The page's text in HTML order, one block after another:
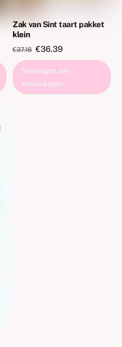
Zak van Sint taart pakket
klein
€37.18 Oorspronkelijke
prijs
was:
€37.18.
€36.39Huidige
prijs
is:
€36.39.
Toevoegen aan
winkelwagen